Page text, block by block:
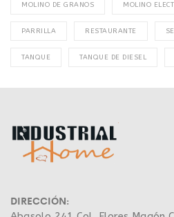
MOLINO DE GRANOS MOLINO
PARRILLA RESTAURANTE
TANQUE TANQUE DE DIESEL
DIRECCIÓN: